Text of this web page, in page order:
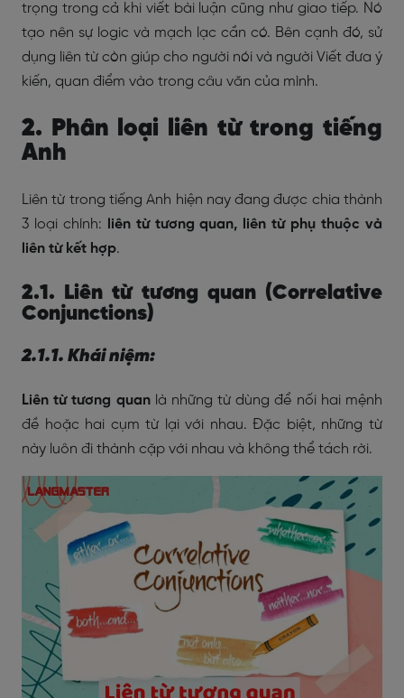
trọng trong cả khi viết bài luận cũng như giao tiếp. Nó
tạo nên sự logic và mạch lạc cần có. Bên cạnh đó, sử
dụng liên từ còn giúp cho người nói và người Viết đưa ý
kiến, quan điểm vào trong câu văn của mình.
2. Phân loại liên từ trong tiếng
Anh
Liên từ trong tiếng Anh hiện nay đang được chia thành
3 loại chính: liên từ tương quan, liên từ phụ thuộc và
liên từ kết hợp.
2.1. Liên từ tương quan (Correlative
Conjunctions)
2.1.1. Khái niệm:
Liên từ tương quanlà những từ dùng để nối hai mệnh
đề hoặc hai cụm từ lại với nhau. Đặc biệt, những từ
này luôn đi thành cặp với nhau và không thể tách rời.